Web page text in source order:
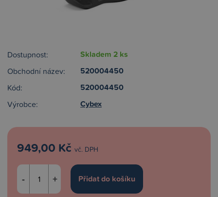
Dostupnost: Skladem 2 ks
Obchodní název: 520004450
Kód: 520004450
Výrobce: Cybex
949,00 Kč vč. DPH
- +